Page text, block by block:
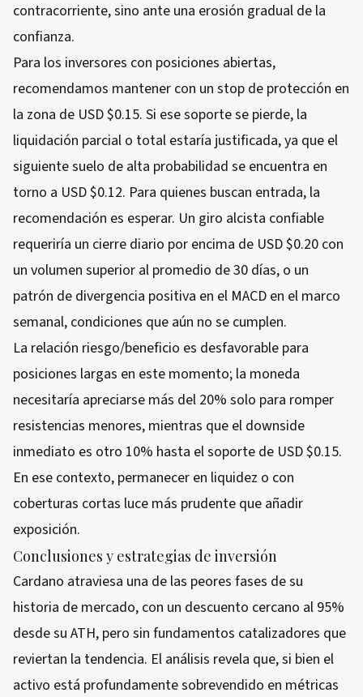
contracorriente, sino ante una erosión gradual de la
confianza.
Para los inversores con posiciones abiertas,
recomendamos mantener con un stop de protección en
la zona de USD $0.15. Si ese soporte se pierde, la
liquidación parcial o total estaría justificada, ya que el
siguiente suelo de alta probabilidad se encuentra en
torno a USD $0.12. Para quienes buscan entrada, la
recomendación es esperar. Un giro alcista confiable
requeriría un cierre diario por encima de USD $0.20 con
un volumen superior al promedio de 30 días, o un
patrón de divergencia positiva en el MACD en el marco
semanal, condiciones que aún no se cumplen.
La relación riesgo/beneficio es desfavorable para
posiciones largas en este momento; la moneda
necesitaría apreciarse más del 20% solo para romper
resistencias menores, mientras que el downside
inmediato es otro 10% hasta el soporte de USD $0.15.
En ese contexto, permanecer en liquidez o con
coberturas cortas luce más prudente que añadir
exposición.
Conclusiones y estrategias de inversión
Cardano atraviesa una de las peores fases de su
historia de mercado, con un descuento cercano al 95%
desde su ATH, pero sin fundamentos catalizadores que
reviertan la tendencia. El análisis revela que, si bien el
activo está profundamente sobrevendido en métricas